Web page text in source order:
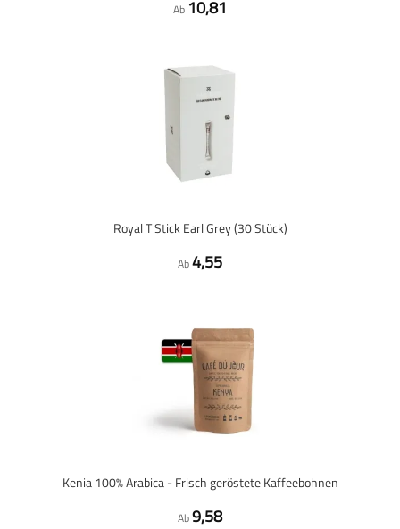
Ab 10,81
Royal T Stick Earl Grey (30 Stück)
Ab4,55
Kenia 100% Arabica - Frisch geröstete Kaffeebohnen
Ab9,58